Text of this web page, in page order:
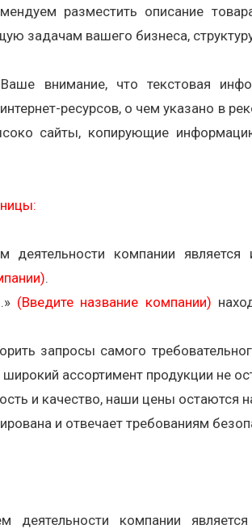
разместить описание
задачам вашего бизнеса,
внимание, что текстовая
ресурсов, о чем указано в
сайты, копирующие
деятельности компании является
.
(Введите название компании)
запросы самого
широкий ассортимент продукции не
и качество, наши цены остаются
и отвечает требованиям
деятельности компании